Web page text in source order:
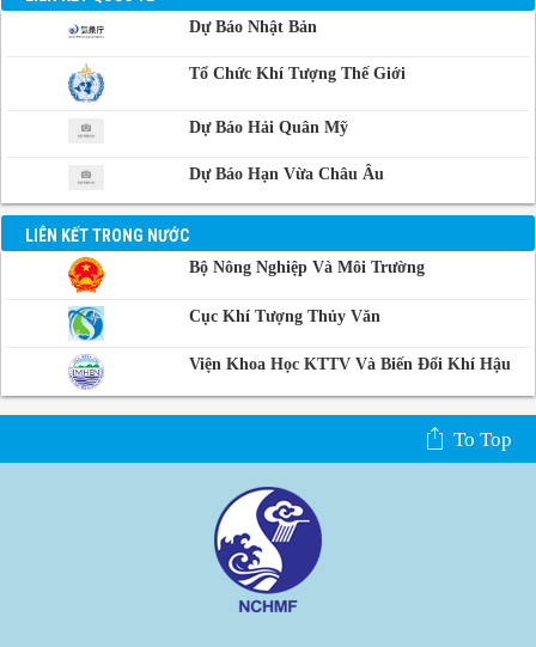
Phnom-Penh,
Campuchia
Dự Báo Nhật Bản
Tổ Chức Khí Tượng Thế Giới
Dự Báo Hải Quân Mỹ
Dự Báo Hạn Vừa Châu Âu
LIÊN KẾT TRONG NƯỚC
Bộ Nông Nghiệp Và Môi Trường
Cục Khí Tượng Thủy Văn
Viện Khoa Học KTTV Và Biến Đổi Khí Hậu
To Top